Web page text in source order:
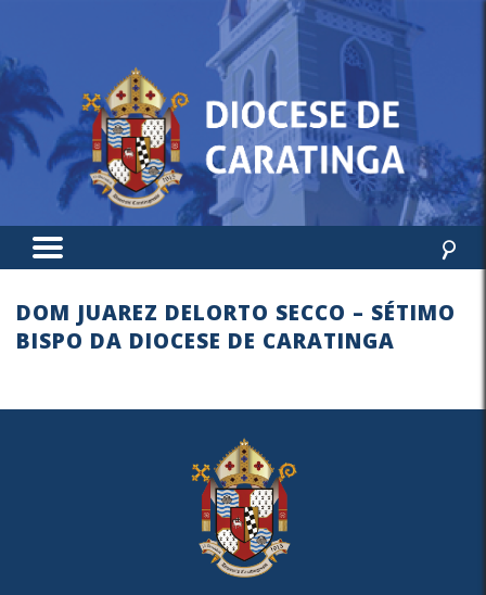
DOM JUAREZ DELORTO SECCO – SÉTIMO
BISPO DA DIOCESE DE CARATINGA